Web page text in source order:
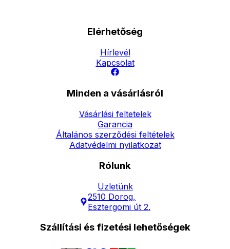
Elérhetőség
Hírlevél
Kapcsolat
Minden a vásárlásról
Vásárlási feltetelek
Garancia
Általános szerződési feltételek
Adatvédelmi nyilatkozat
Rólunk
Üzletünk
2510 Dorog,
Esztergomi út 2.
Szállítási és fizetési lehetőségek